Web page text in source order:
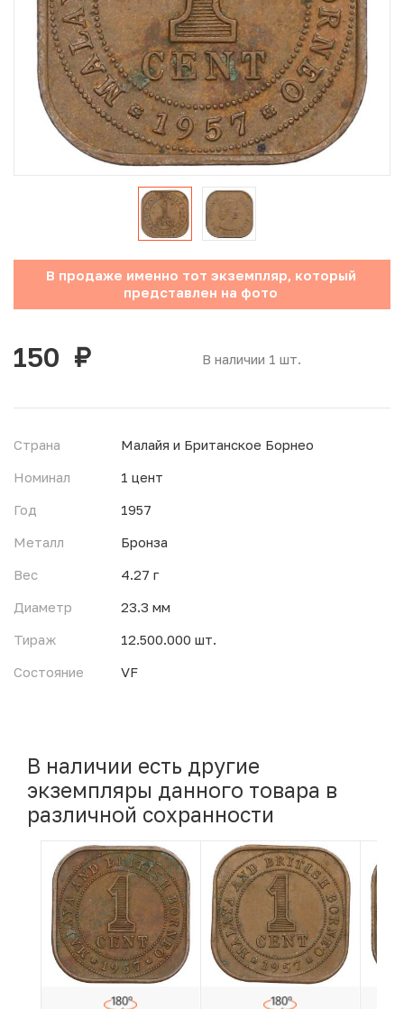
Юбилейные монеты Банка России (с 1999 года)
Памятные и инвестиционные монеты СССР и России
Иностранные монеты
Неофициальные выпуски монет (Unusual)
Античные и средневековые монеты
Инвестиционные монеты
В продаже именно тот экземпляр, который
представлен на фото
В наличии 1 шт.
150 руб.
Страна
Малайя и Британское Борнео
Номинал
1 цент
Год
1957
Металл
Бронза
Вес
4.27 г
Диаметр
23.3 мм
Тираж
12.500.000 шт.
Состояние
VF
В наличии есть другие
экземпляры данного товара в
различной сохранности